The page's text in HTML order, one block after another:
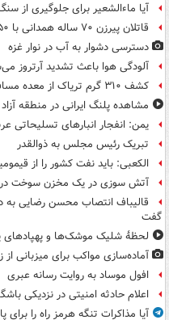
آیا ماءالشعیر برای جلوگیری از
قاتلان پیرزن ۷۰ ساله همدانی با ۵۰ گرم طلا دستگیر شدند
دسترسی دشوار به آب در نوار غزه
آلودگی هوا باعث تشدید آرتروز
کشف ۳۱۰ گرم تریاک از معده مسافر اتوبوس در قاینات
مشاهده پلنگ ایرانی در منطقه
یمن: انفجار انبارهای تسلیحاتی
تبریک رئیس مجلس به ذوالقدر
الکعبی: باید نفت کشور را از
آتش سوزی در یک مخزن سوخت در
قالیباف انتصاب محسن رضایی به
گفت
لحظۀ شلیک موشک‌ها و پهپادهای
آماده‌سازی مواکب برای میزبانی از
افول موساد به روایت رسانه عبری
اعلام حادثه امنیتی در نزدیکی
آیا مذاکرات تنگه هرمز راه را